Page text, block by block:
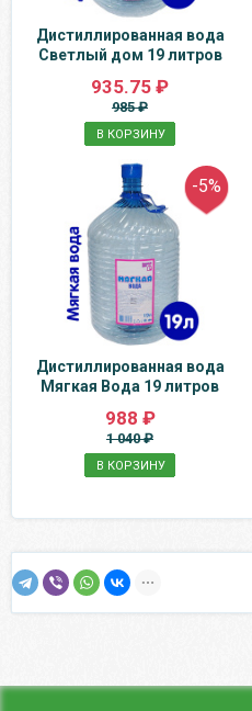
Дистиллированная вода
Светлый дом 19 литров
935.75 ₽
985 ₽
В КОРЗИНУ
-5%
Дистиллированная вода
Мягкая Вода 19 литров
988 ₽
1 040 ₽
В КОРЗИНУ